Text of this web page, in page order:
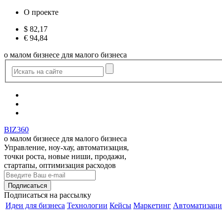
О проекте
$ 82,17
€ 94,84
о малом бизнесе для малого бизнеса
BIZ360
о малом бизнесе для малого бизнеса
Управление, ноу-хау, автоматизация,
точки роста, новые ниши, продажи,
стартапы, оптимизация расходов
Подписаться на рассылку
Идеи для бизнеса Технологии Кейсы Маркетинг